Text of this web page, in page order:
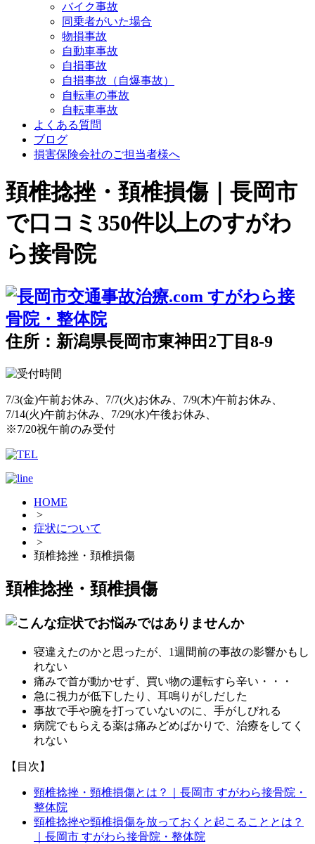
バイク事故
同乗者がいた場合
物損事故
自動車事故
自損事故
自損事故（自爆事故）
自転車の事故
自転車事故
よくある質問
ブログ
損害保険会社のご担当者様へ
頚椎捻挫・頚椎損傷｜長岡市
で口コミ350件以上のすがわ
ら接骨院
住所：新潟県長岡市東神田2丁目8-9
7/3(金)午前お休み、7/7(火)お休み、7/9(木)午前お休み、
7/14(火)午前お休み、7/29(水)午後お休み、
※7/20祝午前のみ受付
HOME
>
症状について
>
頚椎捻挫・頚椎損傷
頚椎捻挫・頚椎損傷
寝違えたのかと思ったが、1週間前の事故の影響かもし
れない
痛みで首が動かせず、買い物の運転すら辛い・・・
急に視力が低下したり、耳鳴りがしだした
事故で手や腕を打っていないのに、手がしびれる
病院でもらえる薬は痛みどめばかりで、治療をしてく
れない
【目次】
頸椎捻挫・頸椎損傷とは？｜長岡市 すがわら接骨院・
整体院
頸椎捻挫や頸椎損傷を放っておくと起こることとは？
｜長岡市 すがわら接骨院・整体院